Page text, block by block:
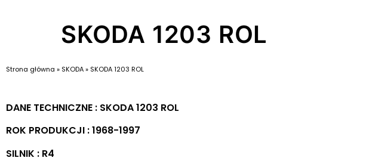
SKODA 1203 ROL
Strona główna » SKODA» SKODA 1203 ROL
DANE TECHNICZNE : SKODA 1203 ROL
ROK PRODUKCJI : 1968-1997
SILNIK : R4